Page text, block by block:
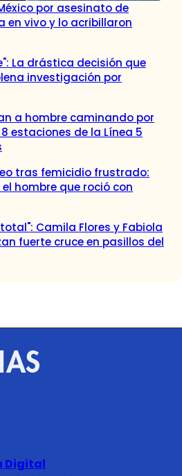
por asesinato de
en vivo y lo acribillaron
La drástica decisión que
investigación por
a hombre caminando por
estaciones de la Línea 5
tras femicidio frustrado:
hombre que roció con
Camila Flores y Fabiola
fuerte cruce en pasillos del
Digital